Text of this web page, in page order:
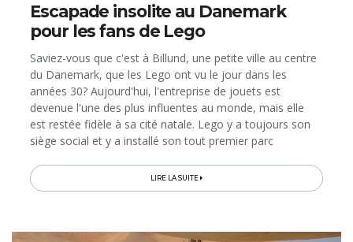
Escapade insolite au Danemark
pour les fans de Lego
Saviez-vous que c'est à Billund, une petite ville au centre
du Danemark, que les Lego ont vu le jour dans les
années 30? Aujourd'hui, l'entreprise de jouets est
devenue l'une des plus influentes au monde, mais elle
est restée fidèle à sa cité natale. Lego y a toujours son
siège social et y a installé son tout premier parc
LIRE LA SUITE